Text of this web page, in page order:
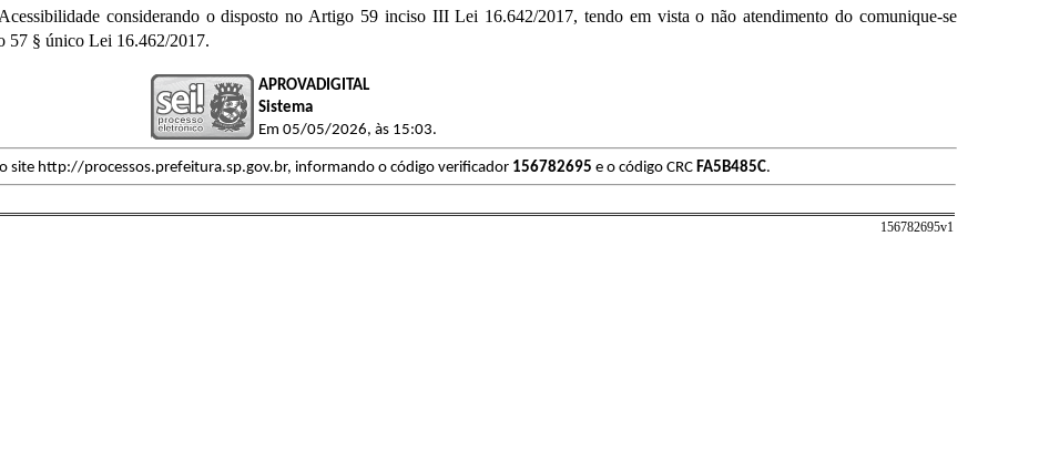
considerando o disposto no Artigo 59 inciso III Lei 16.642/2017, tendo em vista o não atendimento do comunique-se
57 § único Lei 16.462/2017.
APROVADIGITAL
Sistema
Em 05/05/2026, às 15:03.
site http://processos.prefeitura.sp.gov.br, informando o código verificador 156782695 e o código CRC FA5B485C.
156782695v1